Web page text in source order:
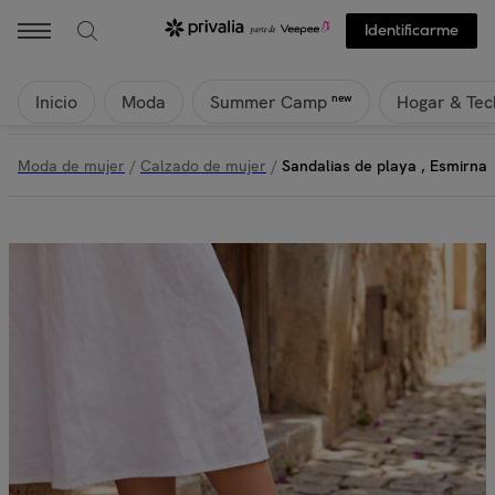
Identificarme
Inicio Moda Summer Camp new Hogar &
Moda de mujer / Calzado de mujer / Sandalias de playa , Esmirna